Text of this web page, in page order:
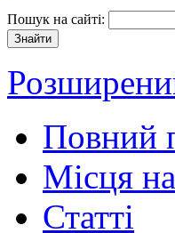
Пошук на сайті:
Повний
Місця
Статті